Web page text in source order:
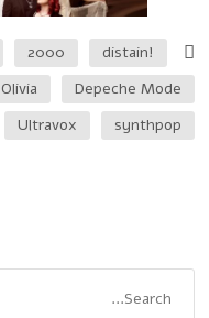
!distain
2000
Depeche Mode
synthpop
Ultravox